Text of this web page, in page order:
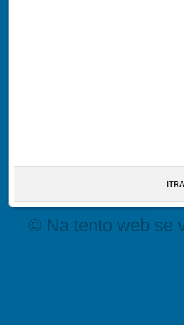
© Na tento web se